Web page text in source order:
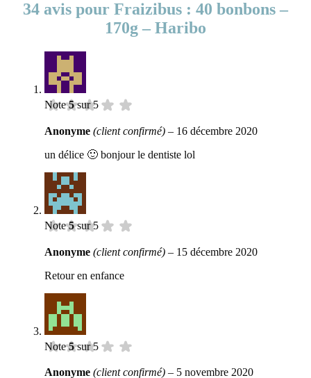
34 avis pour Fraizibus : 40 bonbons –
170g – Haribo
Note5sur 5
Anonyme (client confirmé) – 16 décembre 2020
un délice 🙂 bonjour le dentiste lol
Note5sur 5
Anonyme (client confirmé) – 15 décembre 2020
Retour en enfance
Note5sur 5
Anonyme (client confirmé) – 5 novembre 2020